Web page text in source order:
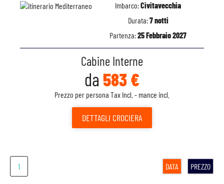
Imbarco:Civitavecchia
Durata:7 notti
Partenza:25 Febbraio 2027
Cabine Interne
da 583 €
Prezzo per persona Tax Incl. - mance incl.
DETTAGLI CROCIERA
1 DATA PREZZO